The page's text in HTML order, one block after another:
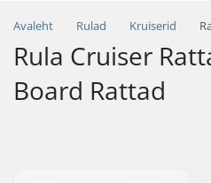
Avaleht Rulad Kruiserid
Rula Cruiser
Board Rattad